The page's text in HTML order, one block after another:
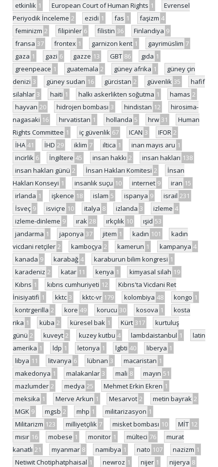
etkinlik 1 European Court of Human Rights 1
Evrensel
Periyodik İnceleme 2 ezidi 1 fas 1 faşizm 4
feminizm 2 filipinler 6 filistin 36 Finlandiya 9
fransa 37 frontex 1 garnizon kent 1 gayrimüslim 7
gaza 1 gazi 6 gazze 13 GBT 86 gıda 1
greenpeace 1 guatemala 2 güney afrika 1
güney çin
denizi 3 güney sudan 16 gürcistan 2 güvenlik 35
hafif
silahlar 3 haiti 1 halkı askerlikten soğutma 1 hamas 2
hayvan 20 hidrojen bombası 3 hindistan 12
hirosima-
nagasaki 16 hırvatistan 1 hollanda 5 hrw 31
Human
Rights Committee 1 iç güvenlik 67 ICAN 3 IFOR 2
İHA 41 İHD 29 iklim 7 iltica 1 inan mayıs aru 1
incirlik 6 İngiltere 45 insan hakkı 2 insan hakları 138
insan hakları günü 2 İnsan Hakları Komitesi 2
İnsan
Hakları Konseyi 1 insanlık suçu 10 internet 9 iran 15
irlanda 1 işkence 18 islam 5 ispanya 9 israil 231
İsveç 9 isviçre 10 italya 8 izlanda 3 izleme 4
izleme-dinleme 9 ırak 28 ırkçılık 10 ışid 53
jandarma 1 japonya 37 jitem 1 kadın 101
kadın
vicdani retçiler 2 kamboçya 2 kamerun 1 kampanya 4
kanada 9 karabağ 4 karaburun bilim kongresi 1
karadeniz 2 katar 11 kenya 1 kimyasal silah 19
Kıbrıs 1 kıbrıs cumhuriyeti 12
Kıbrıs'ta Vicdani Ret
İnisiyatifi 1 kktc 3 kktc-vr 179 kolombiya 48 kongo 1
kontrgerilla 2 kore 49 korucu 30 kosova 1
kosta
rika 1 küba 2 küresel bak 1 Kürt 317
kurtuluş
günü 2 kuveyt 2 kuzey kutbu 4 lambdaistanbul 1
latin
amerika 1 ldp 1 letonya 1 lgbti 40 liberya 1
libya 11 litvanya 6 lübnan 3 macaristan 1
makedonya 1 malakanlar 3 mali 8 mayın 51
mazlumder 2 medya 25 Mehmet Erkin Ekren 1
meksika 1 Merve Arkun 1 Mesarvot 2 metin bayrak 2
MGK 9 mgsb 2 mhp 1 militarizasyon 1
Militarizm 123 milliyetçilik 7 misket bombası 10 MİT 12
mısır 16 mobese 1 monitor 1 mülteci 76
murat
kanatlı 21 myanmar 8 namibya 1 nato 107 nazizm 1
Netiwit Chotiphatphaisal 1 newroz 1 nijer 1 nijerya 8